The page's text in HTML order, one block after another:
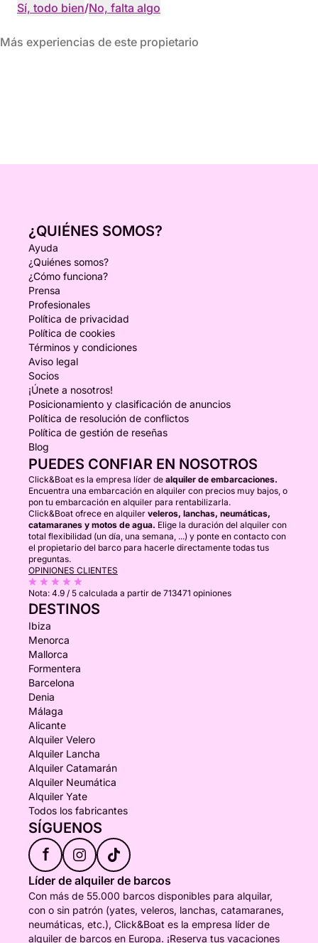
Sí, todo bien/No, falta algo
Más experiencias de este propietario
¿QUIÉNES SOMOS?
Ayuda
¿Quiénes somos?
¿Cómo funciona?
Prensa
Profesionales
Política de privacidad
Política de cookies
Términos y condiciones
Aviso legal
Socios
¡Únete a nosotros!
Posicionamiento y clasificación de anuncios
Política de resolución de conflictos
Política de gestión de reseñas
Blog
PUEDES CONFIAR EN NOSOTROS
Click&Boat es la empresa líder de alquiler de embarcaciones.
Encuentra una embarcación en alquiler con precios muy bajos, o
pon tu embarcación en alquiler para rentabilizarla.
Click&Boat ofrece en alquiler veleros, lanchas, neumáticas,
catamaranes y motos de agua. Elige la duración del alquiler con
total flexibilidad (un día, una semana, ...) y ponte en contacto con
el propietario del barco para hacerle directamente todas tus
preguntas.
OPINIONES CLIENTES
Nota: 4.9 / 5 calculada a partir de 713471 opiniones
DESTINOS
Ibiza
Menorca
Mallorca
Formentera
Barcelona
Denia
Málaga
Alicante
Alquiler Velero
Alquiler Lancha
Alquiler Catamarán
Alquiler Neumática
Alquiler Yate
Todos los fabricantes
SÍGUENOS
f
Líder de alquiler de barcos
Con más de 55.000 barcos disponibles para alquilar,
con o sin patrón (yates, veleros, lanchas, catamaranes,
neumáticas, etc.), Click&Boat es la empresa líder de
alquiler de barcos en Europa. ¡Reserva tus vacaciones